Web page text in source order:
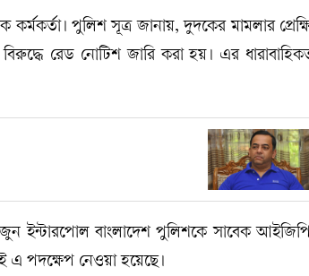
পুলিশ সূত্র জানায়, দুদকের মামলার
রেড নোটিশ জারি করা হয়। এর
ইন্টারপোল বাংলাদেশ পুলিশকে সাবেক
এ পদক্ষেপ নেওয়া হয়েছে।